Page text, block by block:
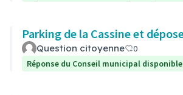
Parking de la Cassine et
Question citoyenne
0
Réponse du Conseil municipal disponible